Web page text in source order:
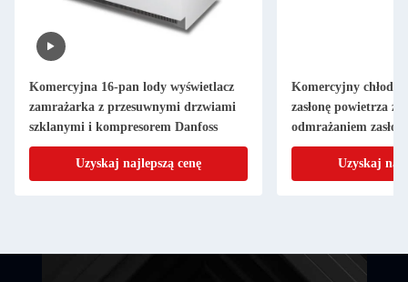
Komercyjna 16-pan lody wyświetlacz
zamrażarka z przesuwnymi drzwiami
szklanymi i kompresorem Danfoss
Uzyskaj najlepszą cenę
Komercyjny
zasłonę powietrza z
odmrażaniem
3000 mm do
supermarkecie
Uzyskaj